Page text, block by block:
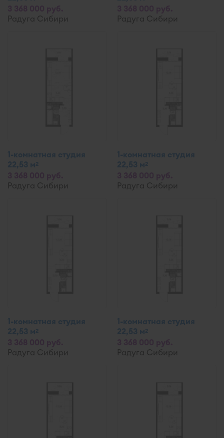
Радуга Сибири
Радуга Сибири
1-комнатная студия
22,53 м2
Радуга Сибири
1-комнатная студия
22,53 м2
Радуга Сибири
1-комнатная студия
22,53 м2
Радуга Сибири
1-комнатная студия
22,53 м2
Радуга Сибири